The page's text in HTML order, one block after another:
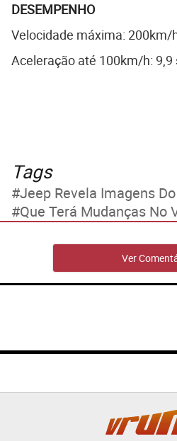
DESEMPENHO
Velocidade máxima:
Aceleração até 100km/h: 9,9
Tags
Jeep Revela Imagens
Que Terá Mudanças No
Ver